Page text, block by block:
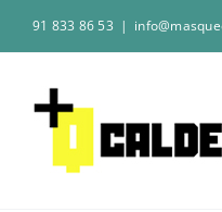
91 833 86 53 |